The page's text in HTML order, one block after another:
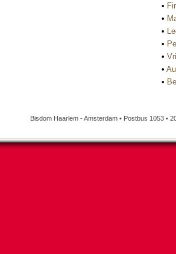
•
•
•
•
•
•
•
Bisdom Haarlem - Amsterdam • Postbus 1053 •